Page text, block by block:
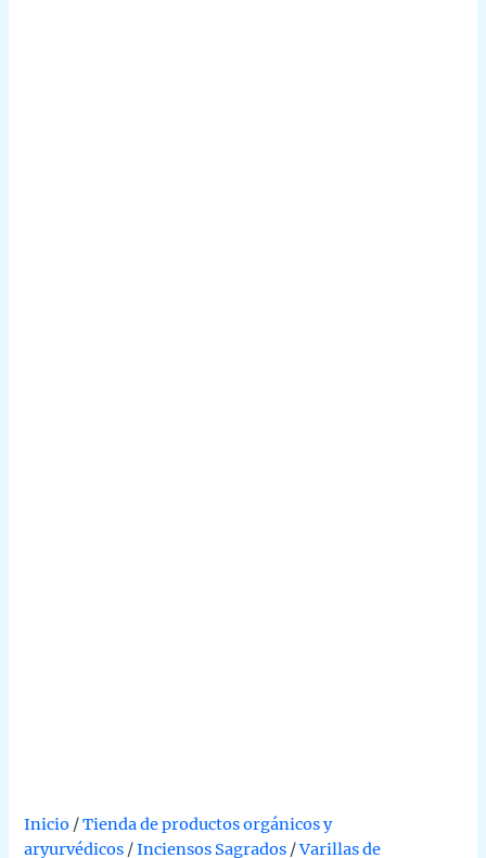
Inicio /Tienda de productos orgánicos y
aryurvédicos /Inciensos Sagrados /Varillas de